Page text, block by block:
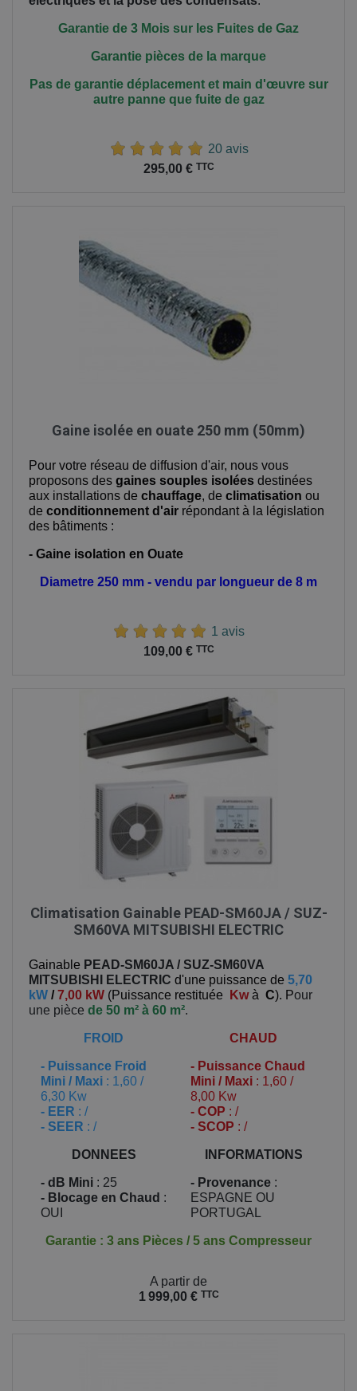
Garantie de 3 Mois sur les Fuites de Gaz
Garantie pièces de la marque
Pas de garantie déplacement et main d'œuvresur
autre panne que fuite de gaz
20 avis
295,00 € TTC
Gaine isolée en ouate 250 mm (50mm)
Pour votre réseau de diffusion d'air, nous vous
proposons des gaines souples isolées destinées
aux installations de chauffage, de climatisation ou
de conditionnement d'air répondant à la législation
des bâtiments :
- Gaine isolation en Ouate
Diametre 250 mm - vendu par longueur de 8 m
1 avis
109,00 € TTC
Climatisation Gainable PEAD-SM60JA / SUZ-
SM60VA MITSUBISHI ELECTRIC
Gainable PEAD-SM60JA / SUZ-SM60VA
MITSUBISHI ELECTRIC d'une puissance de 5,70
kW /7,00 kW (Puissance restituée Kwà C). Pour
une pièce de 50 m² à 60 m².
FROID
- Puissance Froid
Mini / Maxi : 1,60 /
6,30 Kw
- EER : /
- SEER : /
CHAUD
- Puissance Chaud
Mini / Maxi : 1,60 /
8,00 Kw
- COP : /
- SCOP : /
DONNEES
- dB Mini : 25
- Blocage en Chaud :
OUI
INFORMATIONS
- Provenance :
ESPAGNE OU
PORTUGAL
Garantie : 3 ans Pièces / 5 ans Compresseur
A partir de
1 999,00 € TTC